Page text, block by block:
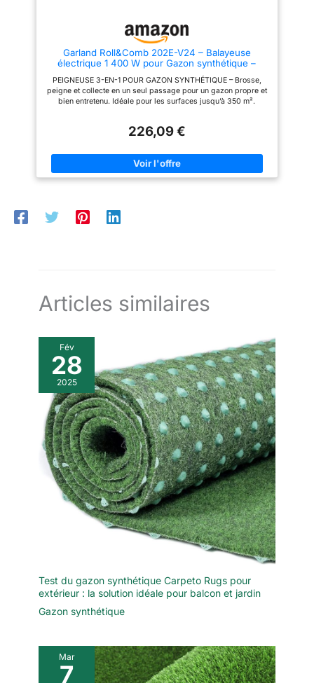
compacte se transforme en une
et plus naturelle. Une utilisation
régulière aide à maintenir le poil
et à garder votre gazon en bon
état plus longtemps. Pas de
changement de brosse : le
rouleau de brosse peut être
simplement sur les boutons de
la brosse vers l'extérieur pour
remplacement.
Garland Roll&Comb 202E-V24 – Balayeuse
électrique 1 400 W pour Gazon synthétique –
Brosseuse légère avec Sac de 30 L, Largeur 30
cm, Guidon oscillant, Hauteur réglable
PEIGNEUSE 3-EN-1 POUR GAZON SYNTHÉTIQUE – Brosse,
peigne et collecte en un seul passage pour un gazon propre et
bien entretenu. Idéale pour les surfaces jusqu’à 350 m².
l’arrière, elle continue à peigner et à collecter les débris pour
RÉGLABLE – Adaptez la profondeur du brossage selon le type
de gazon artificiel. Soulève les fibres pour restaurer leur
volume naturel. GUIDON ERGONOMIQUE AVEC BRAS
et un poids de 9 kg, elle est facile à transporter, à utiliser et à
ranger. Sac de collecte intégré de 30 L.
226,09 €
Articles similaires
Fév
28
2025
Test du gazon synthétique Carpeto Rugs pour
extérieur : la solution idéale pour balcon et jardin
Gazon synthétique
Mar
7